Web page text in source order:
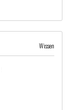
Wissen